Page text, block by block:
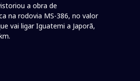
a obra de
na rodovia MS-386, no valor
vai ligar Iguatemi a Japorã,